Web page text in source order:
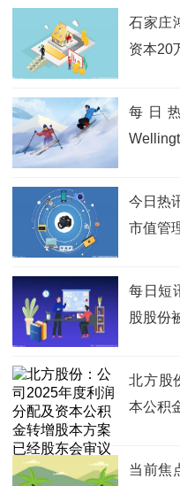
石家庄
资本20
每日
今日热
市值管
每日短
股股份
北方股
本公积
当前焦